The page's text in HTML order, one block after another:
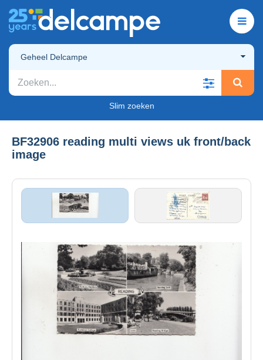
Geheel Delcampe
Slim zoeken
BF32906 reading multi views uk front/back
image